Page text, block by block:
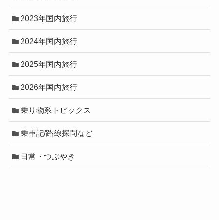
2023年国内旅行
2024年国内旅行
2025年国内旅行
2026年国内旅行
乗り物系トピックス
乗車記/路線探問など
日常・つぶやき